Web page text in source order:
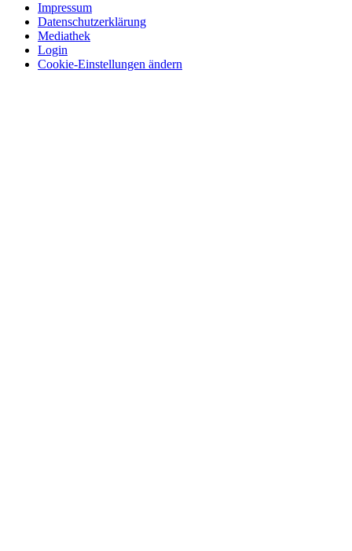
Impressum
Datenschutzerklärung
Mediathek
Login
Cookie-Einstellungen ändern